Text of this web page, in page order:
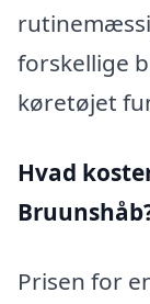
forskellige
køretøjet
Hvad
Prisen for